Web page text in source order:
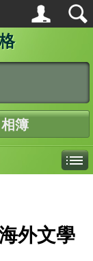
相簿
外文學